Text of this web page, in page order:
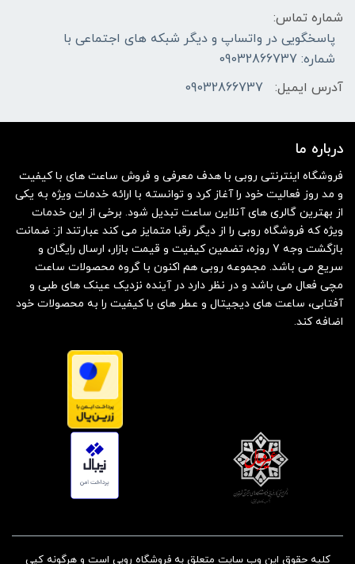
شماره تماس:
پاسخگویی در واتساپ و دیگر شبکه های اجتماعی با
شماره: 09032866737
آدرس ایمیل:
09032866737
درباره ما
فروشگاه اینترنتی روبی با هدف معرفی و فروش ساعت های با کیفیت
و مد روز فعالیت خود را آغاز کرد و توانسته با ارائه خدمات ویژه به یکی
از بهترین گالری های آنلاین ساعت تبدیل شود. برخی از این خدمات
ویژه که فروشگاه روبی را از دیگر رقبا متمایز می کند عبارتند از: ضمانت
بازگشت وجه 7 روزه، تضمین کیفیت و قیمت بازار، ارسال رایگان و
سریع می باشد. مجموعه روبی هم اکنون با گروه محصولات ساعت
مچی فعال می باشد و در نظر دارد در آینده نزدیک عینک های طبی و
آفتابی، ساعت های دیجیتال و عطر های با کیفیت را به محصولات خود
اضافه کند.
کلیه حقوق این وب سایت متعلق به فروشگاه روبی است و هرگونه کپی